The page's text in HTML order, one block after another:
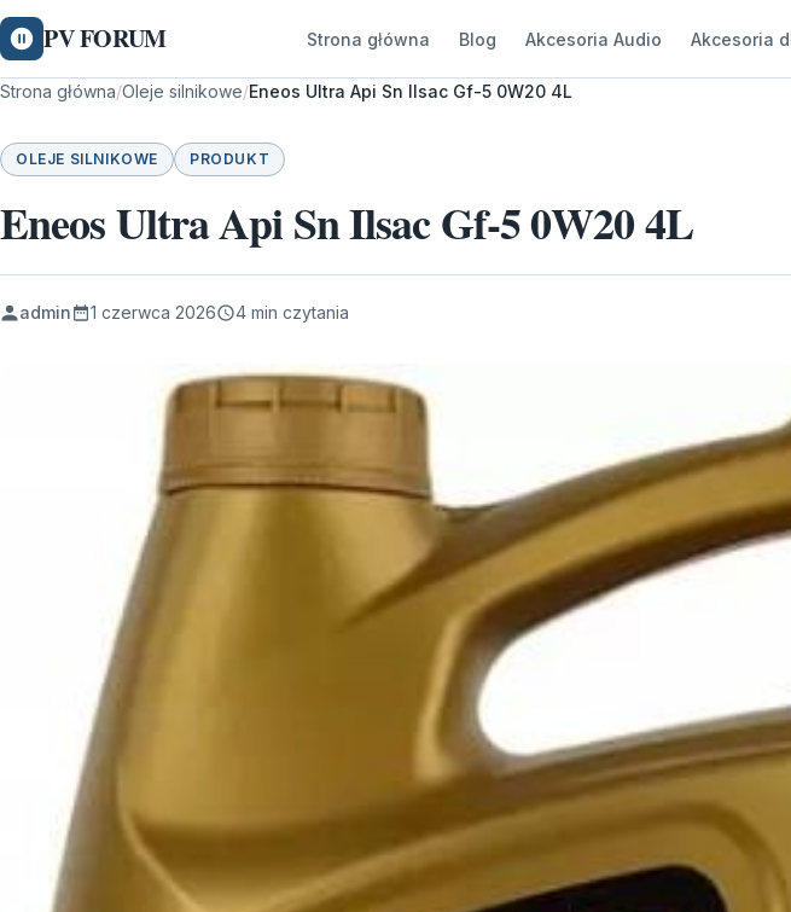
PV FORUM Strona główna Blog Akcesoria Audio Akcesoria
Strona główna/Oleje silnikowe/Eneos Ultra Api Sn Ilsac Gf-5 0W20 4L
OLEJE SILNIKOWE PRODUKT
Eneos Ultra Api Sn Ilsac Gf-5 0W20 4L
admin 1 czerwca 2026 4 min czytania